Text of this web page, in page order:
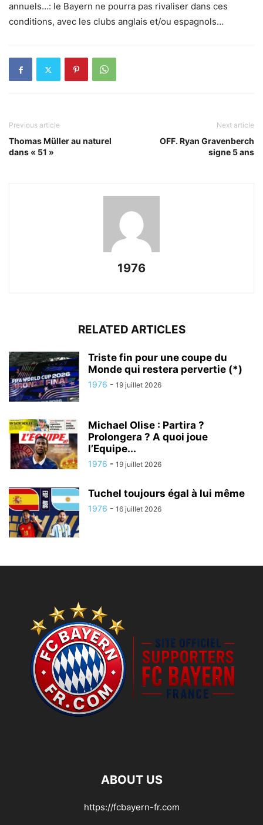
annuels…: le Bayern ne pourra pas rivaliser dans ces
conditions, avec les clubs anglais et/ou espagnols…
Previous article
Thomas Müller au naturel
dans « 51 »
Next article
OFF. Ryan Gravenberch
signe 5 ans
1976
RELATED ARTICLES
Triste fin pour une coupe du
Monde qui restera pervertie (*)
1976 - 19 juillet 2026
Michael Olise : Partira ?
Prolongera ? A quoi joue
l’Equipe...
1976 - 19 juillet 2026
Tuchel toujours égal à lui même
1976 - 16 juillet 2026
ABOUT US
https://fcbayern-fr.com